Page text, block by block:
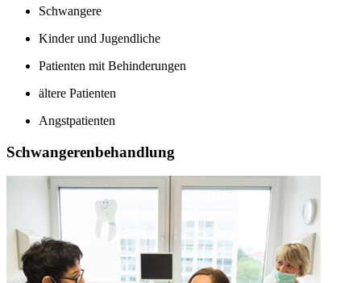
Schwangere
Kinder und Jugendliche
Patienten mit Behinderungen
ältere Patienten
Angstpatienten
Schwangerenbehandlung